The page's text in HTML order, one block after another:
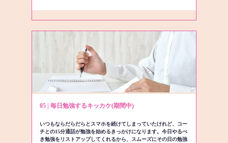
05 | 毎日勉強するキッカケ(期間中)
いつもならだらだらとスマホを続けてしまっていたけれど、コー
チとの15分通話が勉強を始めるきっかけになります。今日やるべ
き勉強をリストアップしてくれるから、スムーズにその日の勉強